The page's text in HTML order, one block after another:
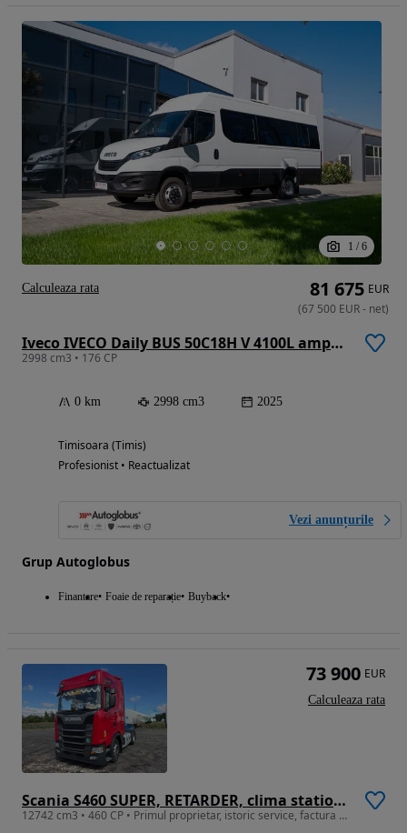
1 / 6
Iveco IVECO Daily BUS 50C18H V 4100L ampatament, 19+1+1 locuri
2998 cm3 • 176 CP
0 km 2998 cm3 2025
Timisoara (Timis)
Profesionist • Reactualizat
Vezi anunțurile
Grup Autoglobus
Finantare Foaie de reparație Buyback
81 675 EUR
(67 500 EUR- net)
Calculeaza rata
Scania S460 SUPER, RETARDER, clima stationara, jenti aliaj, finantare
12742 cm3 • 460 CP • Primul proprietar, istoric service, factura externa, finantare
73 900 EUR
Calculeaza rata